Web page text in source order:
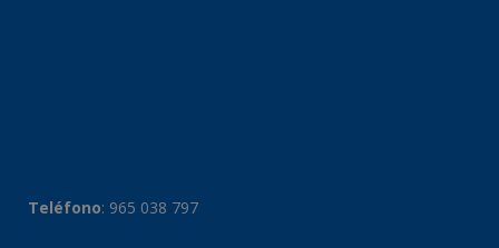
Teléfono: 965 038 797